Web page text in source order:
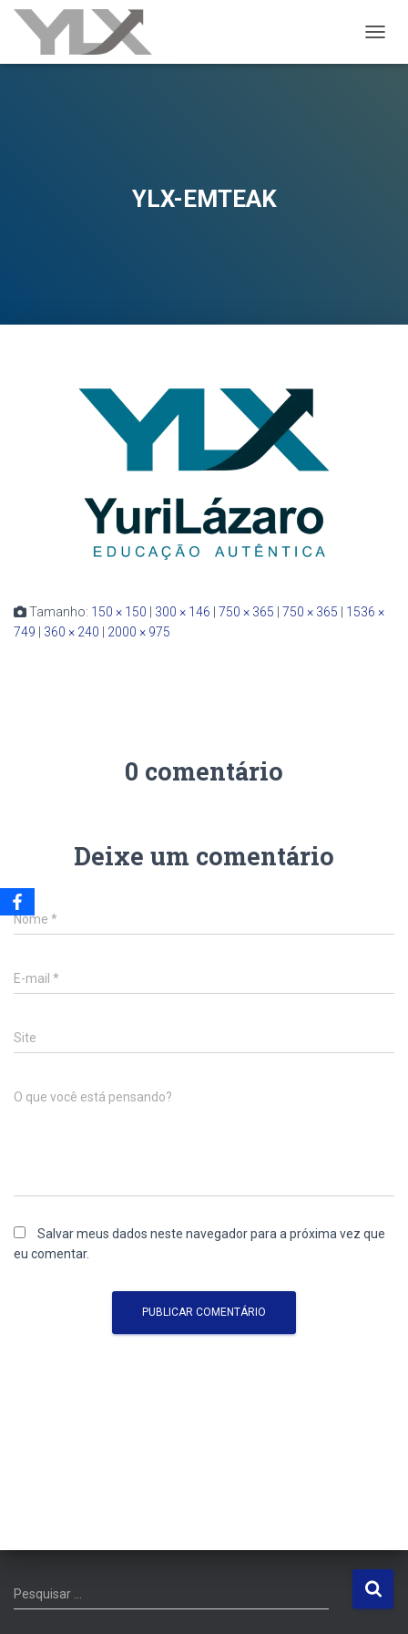
YLX-EMTEAK
Tamanho: 150 × 150 | 300 × 146 | 750 × 365 | 750 × 365 | 1536 ×
749 | 360 × 240 | 2000 × 975
0 comentário
Deixe um comentário
Nome *
E-mail *
Site
O que você está pensando?
Salvar meus dados neste navegador para a próxima vez que
eu comentar.
P
e
Pesquisar …